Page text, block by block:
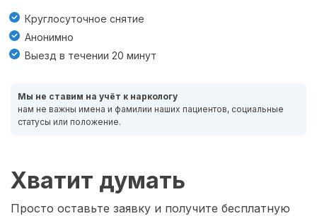
Круглосуточное снятие
Анонимно
Выезд в течении 20 минут
Мы не ставим на учёт к наркологу
нам не важны имена и фамилии наших пациентов, социальные
статусы или положение.
Хватит думать
Просто оставьте заявку и получите бесплатную